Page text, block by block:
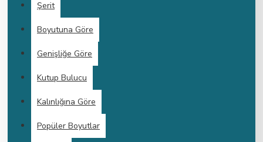
Şerit
Boyutuna Göre
Genişliğe Göre
Kutup Bulucu
Kalınlığına Göre
Popüler Boyutlar